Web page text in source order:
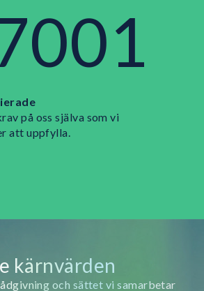
på oss själva som vi
att uppfylla.
kärnvärden
och sättet vi samarbetar